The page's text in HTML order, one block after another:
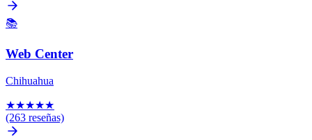
📚
Web Center
Chihuahua
★★★★★
(263 reseñas)